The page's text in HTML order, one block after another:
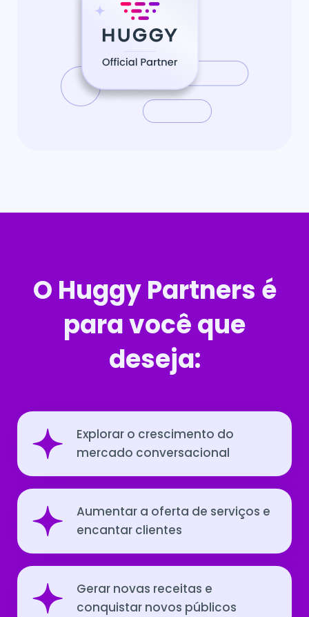
O Huggy Partners é
para você que
deseja:
Explorar o crescimento do
mercado conversacional
Aumentar a oferta de serviços e
encantar clientes
Gerar novas receitas e
conquistar novos públicos